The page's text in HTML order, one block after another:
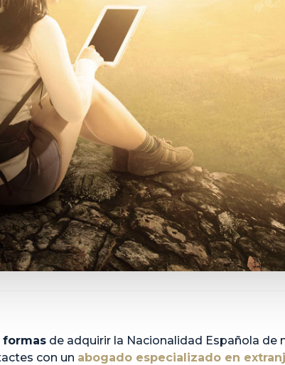
formas de adquirir la Nacionalidad Española de
con un abogado especializado en